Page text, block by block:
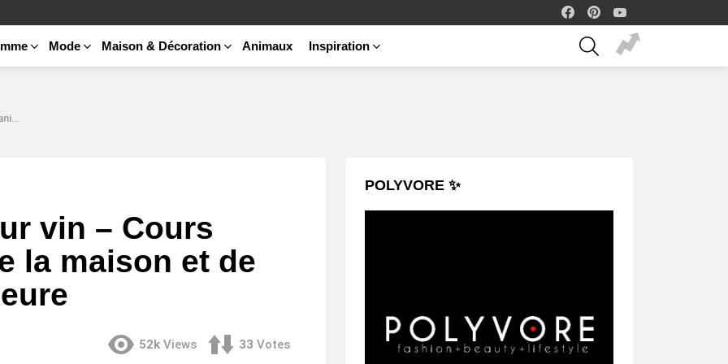
facebook
Mode Maison & Décoration Animaux Inspiration
SEARCH
vin – Cours
la maison et de
52k Views 33 Votes
POLYVORE ✨